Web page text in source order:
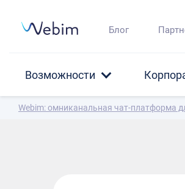
Возможности
Блог
Webim: омниканальная чат-платформа